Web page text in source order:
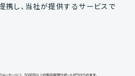
携し、当社が提供するサービスで